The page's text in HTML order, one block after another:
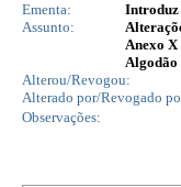
Ementa:
Introduz
Assunto:
Anexo
Algodão
Alterou/Revogou:
Alterado por/Revogado
Observações: